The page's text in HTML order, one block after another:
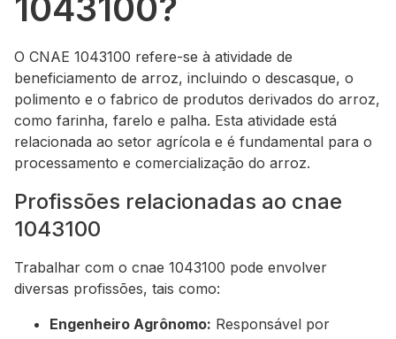
O CNAE 1043100 refere-se à atividade de
beneficiamento de arroz, incluindo o descasque, o
polimento e o fabrico de produtos derivados do arroz,
como farinha, farelo e palha. Esta atividade está
relacionada ao setor agrícola e é fundamental para o
processamento e comercialização do arroz.
Profissões relacionadas ao cnae
1043100
Trabalhar com o cnae 1043100 pode envolver
diversas profissões, tais como:
Engenheiro Agrônomo: Responsável por